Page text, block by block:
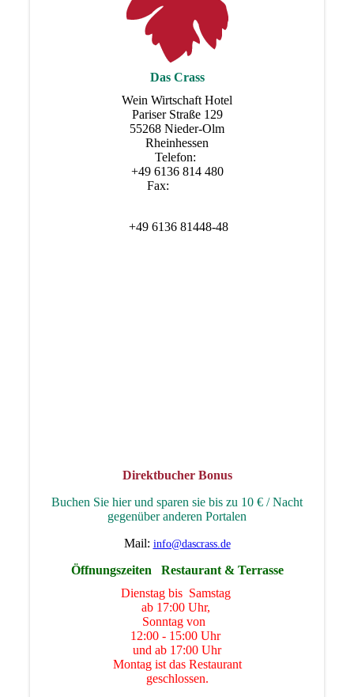
Das Crass
Wein Wirtschaft Hotel
Pariser Straße 129
55268 Nieder-Olm
Rheinhessen
Telefon:
+49 6136 814 480
Fax:
+49 6136 81448-48
Direktbucher Bonus
Buchen Sie hier und sparen sie bis zu 10 € / Nacht
gegenüber anderen Portalen
Mail: info@dascrass.de
Öffnungszeiten Restaurant & Terrasse
Dienstag bis Samstag
ab 17:00 Uhr,
Sonntag von
12:00 - 15:00 Uhr
und ab 17:00 Uhr
Montag ist das Restaurant
geschlossen.